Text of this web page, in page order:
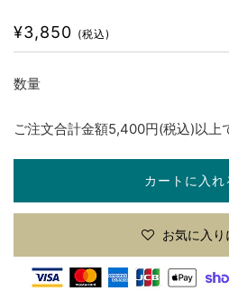
通
格
¥3,850 (税込)
数量
ご注文合計金額5,400円(税込)以上
カートに入れ
お気に入り